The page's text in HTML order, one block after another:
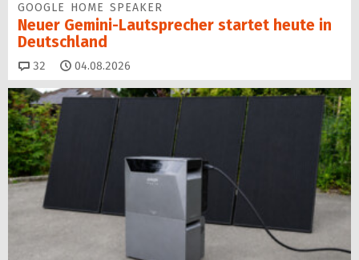
GOOGLE HOME SPEAKER
Neuer Gemini-Laut­spre­cher startet heu­te in
Deutschland
32 Kommentare
04.08.2026